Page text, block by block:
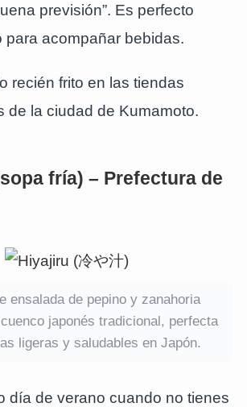
previsión”. Es perfecto
para acompañar bebidas.
recién frito en las tiendas
de la ciudad de Kumamoto.
fría) – Prefectura de
ensalada de pepino y zanahoria
japonés tradicional, perfecta
ligeras y saludables en Japón.
día de verano cuando no tienes